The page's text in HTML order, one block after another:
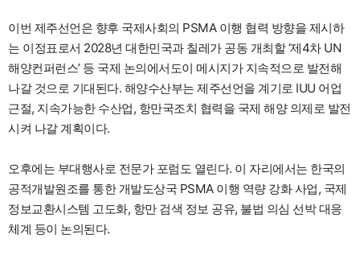
이번 제주선언은 향후 국제사회의 PSMA 이행 협력 방향을 제시하
는 이정표로서 2028년 대한민국과 칠레가 공동 개최할 ‘제4차 UN
해양컨퍼런스’ 등 국제 논의에서도이 메시지가 지속적으로 발전해
나갈 것으로 기대된다. 해양수산부는 제주선언을 계기로 IUU 어업
근절, 지속가능한 수산업, 항만국조치 협력을 국제 해양 의제로 발전
시켜 나갈 계획이다.
오후에는 부대행사로 전문가 포럼도 열린다. 이 자리에서는 한국의
공적개발원조를 통한 개발도상국 PSMA 이행 역량 강화 사업, 국제
정보교환시스템 고도화, 항만 검색 정보 공유, 불법 의심 선박 대응
체계 등이 논의된다.